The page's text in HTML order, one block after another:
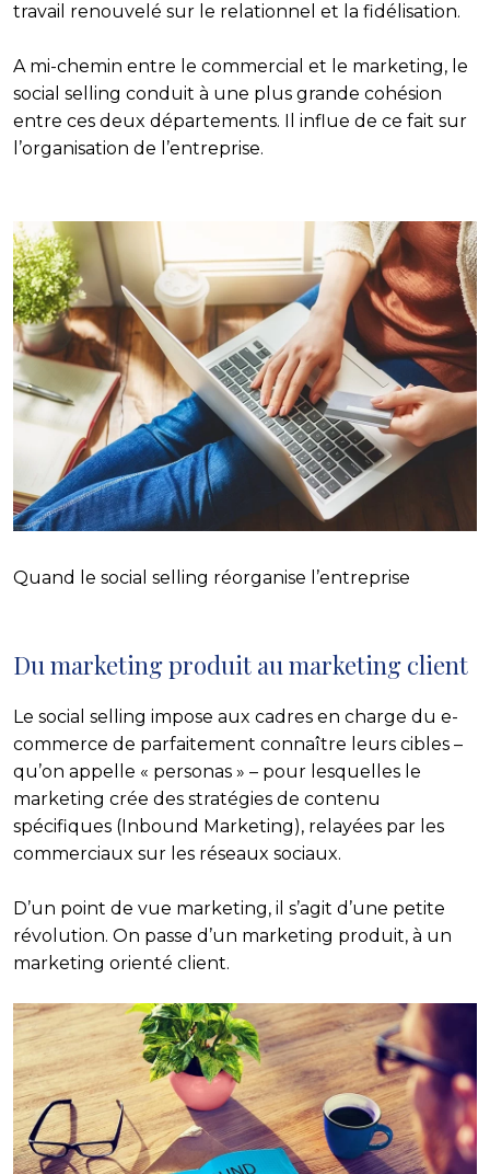
travail renouvelé sur le relationnel et la fidélisation.
A mi-chemin entre le commercial et le marketing, le
social selling conduit à une plus grande cohésion
entre ces deux départements. Il influe de ce fait sur
l’organisation de l’entreprise.
Quand le social selling réorganise l’entreprise
Du marketing produit au marketing client
Le social selling impose aux cadres en charge du e-
commerce de parfaitement connaître leurs cibles –
qu’on appelle « personas » – pour lesquelles le
marketing crée des stratégies de contenu
spécifiques (Inbound Marketing), relayées par les
commerciaux sur les réseaux sociaux.
D’un point de vue marketing, il s’agit d’une petite
révolution. On passe d’un marketing produit, à un
marketing orienté client.